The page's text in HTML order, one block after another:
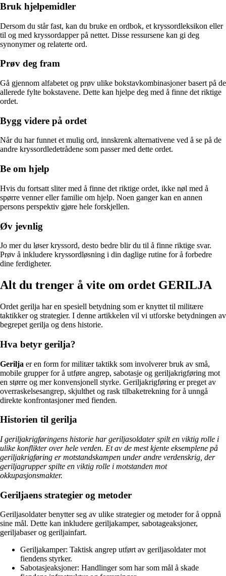
Bruk hjelpemidler
Dersom du står fast, kan du bruke en ordbok, et kryssordleksikon eller
til og med kryssordapper på nettet. Disse ressursene kan gi deg
synonymer og relaterte ord.
Prøv deg fram
Gå gjennom alfabetet og prøv ulike bokstavkombinasjoner basert på de
allerede fylte bokstavene. Dette kan hjelpe deg med å finne det riktige
ordet.
Bygg videre på ordet
Når du har funnet et mulig ord, innskrenk alternativene ved å se på de
andre kryssordledetrådene som passer med dette ordet.
Be om hjelp
Hvis du fortsatt sliter med å finne det riktige ordet, ikke nøl med å
spørre venner eller familie om hjelp. Noen ganger kan en annen
persons perspektiv gjøre hele forskjellen.
Øv jevnlig
Jo mer du løser kryssord, desto bedre blir du til å finne riktige svar.
Prøv å inkludere kryssordløsning i din daglige rutine for å forbedre
dine ferdigheter.
Alt du trenger å vite om ordet GERILJA
Ordet gerilja har en spesiell betydning som er knyttet til militære
taktikker og strategier. I denne artikkelen vil vi utforske betydningen av
begrepet gerilja og dens historie.
Hva betyr gerilja?
Gerilja er en form for militær taktikk som involverer bruk av små,
mobile grupper for å utføre angrep, sabotasje og geriljakrigføring mot
en større og mer konvensjonell styrke. Geriljakrigføring er preget av
overraskelsesangrep, skjulthet og rask tilbaketrekning for å unngå
direkte konfrontasjoner med fienden.
Historien til gerilja
I geriljakrigføringens historie har geriljasoldater spilt en viktig rolle i
ulike konflikter over hele verden. Et av de mest kjente eksemplene på
geriljakrigføring er motstandskampen under andre verdenskrig, der
geriljagrupper spilte en viktig rolle i motstanden mot
okkupasjonsmakter.
Geriljaens strategier og metoder
Geriljasoldater benytter seg av ulike strategier og metoder for å oppnå
sine mål. Dette kan inkludere geriljakamper, sabotageaksjoner,
geriljabaser og geriljainfart.
Geriljakamper: Taktisk angrep utført av geriljasoldater mot
fiendens styrker.
Sabotasjeaksjoner: Handlinger som har som mål å skade